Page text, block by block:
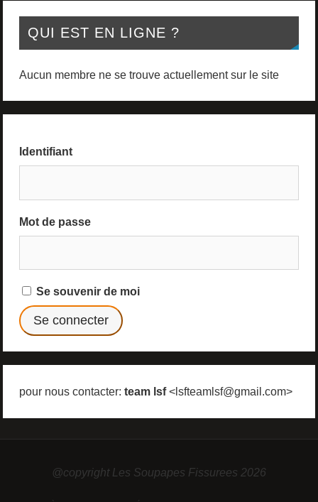
QUI EST EN LIGNE ?
Aucun membre ne se trouve actuellement sur le site
Identifiant
Mot de passe
Se souvenir de moi
pour nous contacter: team lsf<lsfteamlsf@gmail.com>
@copyright Les Soupapes Fissurees 2026